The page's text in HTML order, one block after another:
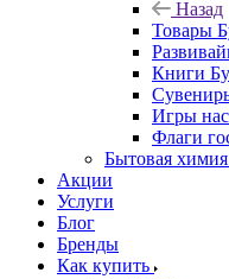
Назад
Товары
Книги
Игры
Флаги
Бытовая
Акции
Услуги
Блог
Бренды
Как купить